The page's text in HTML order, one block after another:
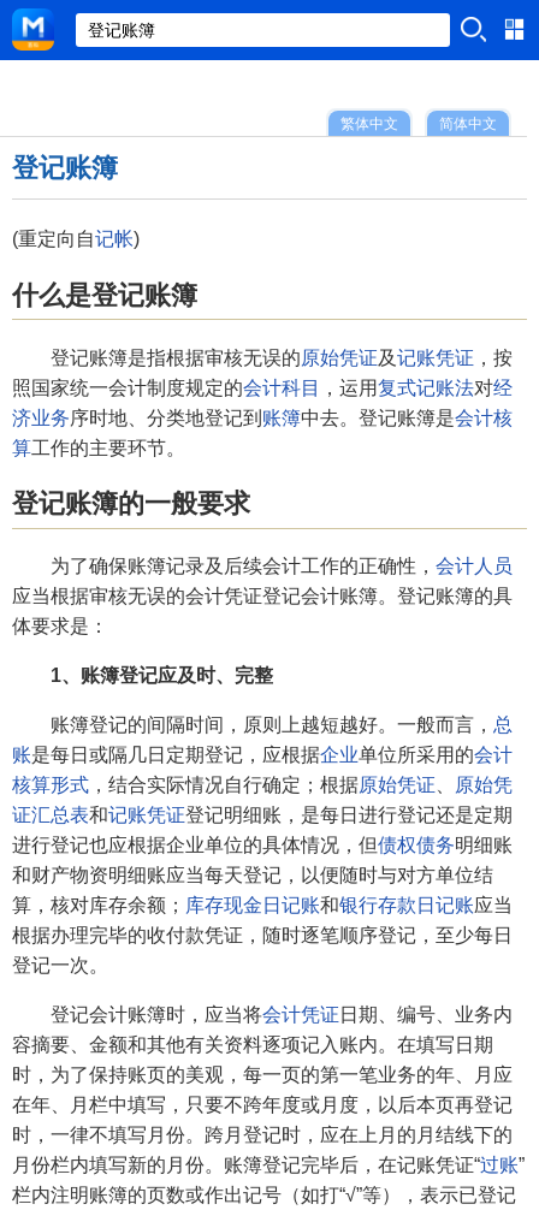
简体中文
繁体中文
登记账簿
(重定向自记帐)
什么是登记账簿
登记账簿是指根据审核无误的原始凭证及记账凭证 ，按
照国家统一会计制度规定的会计科目 ，运用复式记账法对经
济业务序时地、分类地登记到 账簿中去。登记账簿是会计核
算工作的主要环节。
登记账簿的一般要求
为了确保账簿记录及后续会计工作的正确性， 会计人员
应当根据审核无误的会计凭证登记会计账簿。登记账簿的具
体要求是：
1、账簿登记应及时、完整
账簿登记的间隔时间，原则上越短越好。一般而言， 总
账是每日或隔几日定期登记，应根据企业单位所采用的会计
核算形式 ，结合实际情况自行确定；根据原始凭证
原始凭
证汇总表和记账凭证登记明细账，是每日进行登记还是定期
进行登记也应根据企业单位的具体情况，但债权债务明细账
和财产物资明细账应当每天登记，以便随时与对方单位结
算，核对库存余额； 库存现金 日记账和银行存款日记账应当
根据办理完毕的收付款凭证，随时逐笔顺序登记，至少每日
登记一次。
登记会计账簿时，应当将会计凭证 日期、编号、业务内
容摘要、金额和其他有关资料逐项记入账内。在填写日期
时，为了保持账页的美观，每一页的第一笔业务的年、月应
在年、月栏中填写，只要不跨年度或月度，以后本页再登记
时，一律不填写月份。跨月登记时，应在上月的月结线下的
月份栏内填写新的月份。账簿登记完毕后，在记账凭证“过账”
栏内注明账簿的页数或作出记号（如打“√”等），表示已登记